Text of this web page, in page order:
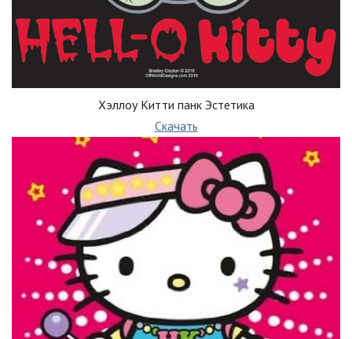
Хэллоу Китти панк Эстетика
Скачать